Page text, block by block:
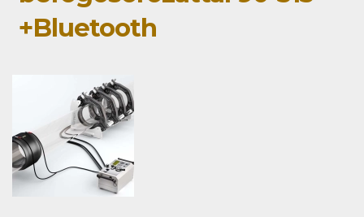
+Bluetooth